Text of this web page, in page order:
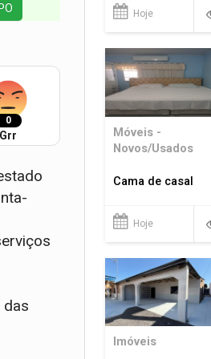
0
Grr
das
Hoje
Móveis -
Novos/Usados
Cama de casal
Hoje
Imóveis